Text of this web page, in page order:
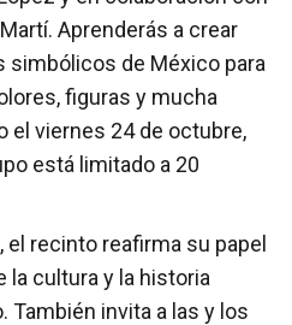
Aprenderás a crear
simbólicos de México para
figuras y mucha
el viernes 24 de octubre,
está limitado a 20
recinto reafirma su papel
la cultura y la historia
También invita a las y los